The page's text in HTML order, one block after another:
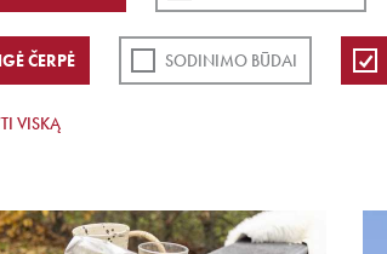
ČERPĖ SODINIMO BŪDAI
VISKĄ